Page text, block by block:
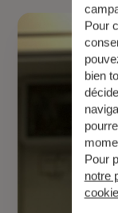
Pour
bien
Pour
notre